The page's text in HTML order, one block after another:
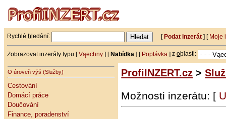
Rychlé h ledání: [Podat inzerát ] [ Moje
Zobrazovat inzeráty typu [Vąechny ] [Nabídka ] [ Poptávka ]zoblasti:
O úroveň výš (Služby)
Cestování
Domácí práce
Doučování
Finance, poradenství
ProfiINZERT.cz >
Možnosti inzerátu: [